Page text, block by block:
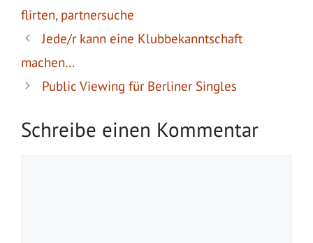
flirten, partnersuche
Jede/r kann eine Klubbekanntschaft
machen…
Public Viewing für Berliner Singles
Schreibe einen Kommentar